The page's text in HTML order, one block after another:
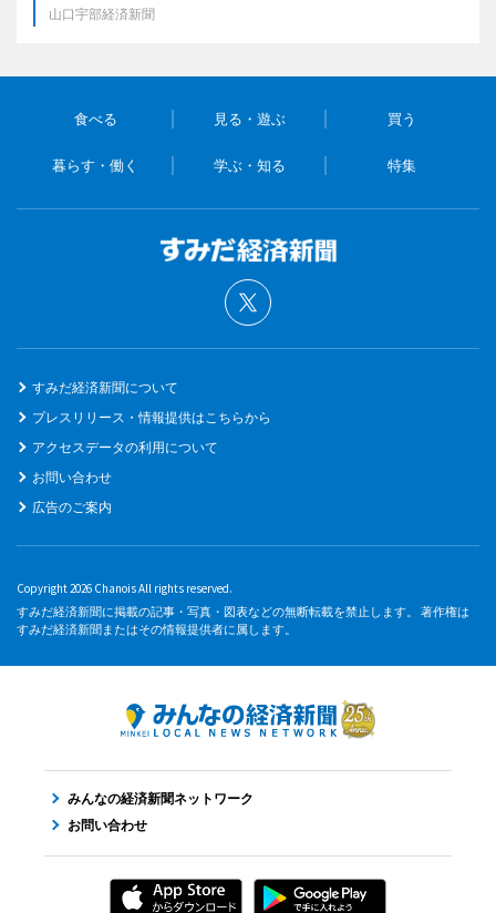
山口宇部経済新聞
食べる 見る・遊ぶ 買う
暮らす・働く 学ぶ・知る 特集
すみだ経済新聞について
プレスリリース・情報提供はこちらから
アクセスデータの利用について
お問い合わせ
広告のご案内
Copyright 2026 Chanois All rights reserved.
すみだ経済新聞に掲載の記事・写真・図表などの無断転載を禁止します。 著作権は
すみだ経済新聞またはその情報提供者に属します。
みんなの経済新聞ネットワーク
お問い合わせ